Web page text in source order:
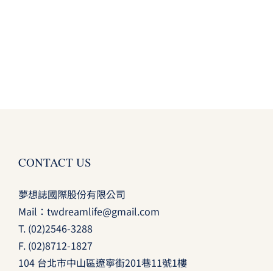
CONTACT US
夢想誌國際股份有限公司
Mail： twdreamlife@gmail.com
T. (02)2546-3288
F. (02)8712-1827
104 台北市中山區遼寧街201巷11號1樓